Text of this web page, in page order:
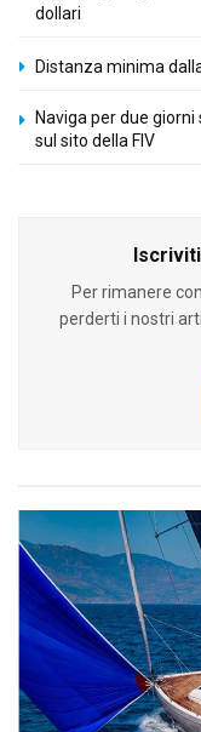
dollari
Distanza minima
Naviga per due
sul sito della FIV
Per rimanere
perderti i nostri